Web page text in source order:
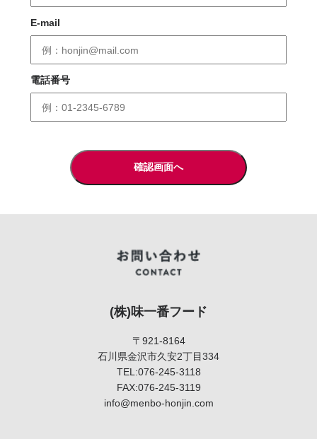
E-mail
電話番号
(株)味一番フード
〒921-8164
石川県金沢市久安2丁目334
TEL:076-245-3118
FAX:076-245-3119
info@menbo-honjin.com